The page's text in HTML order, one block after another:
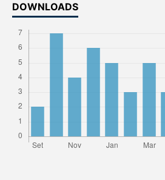
DOWNLOADS